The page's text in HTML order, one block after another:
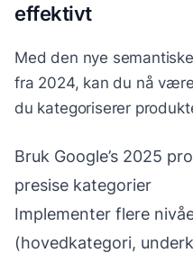
effektivt
Med den nye
fra 2024, kan du nå
du kategoriserer
Bruk Google’s 2025
presise kategorier
Implementer flere
(hovedkategori,